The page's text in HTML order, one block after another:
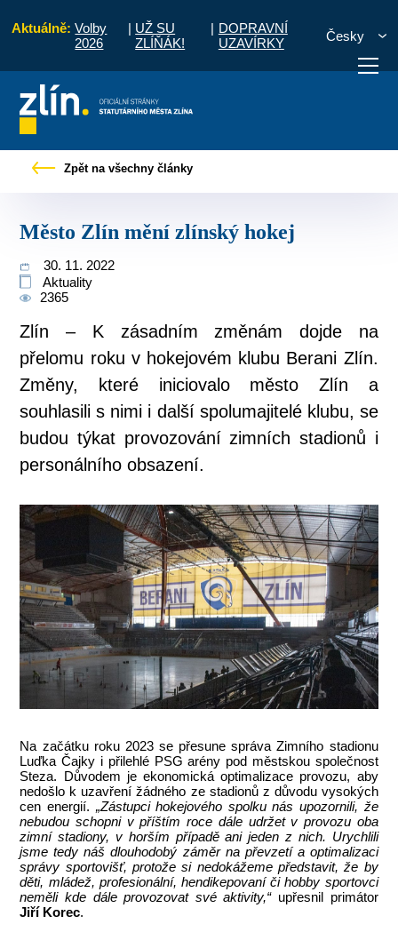
Aktuálně: Volby
2026
| UŽ SU
ZLÍŇÁK!
| DOPRAVNÍ
UZAVÍRKY
Česky
vyřídit Potřebuji zaplatit
Zpět na všechny články
Město Zlín mění zlínský hokej
30. 11. 2022
Aktuality
2365
Zlín – K zásadním změnám dojde na
přelomu roku v hokejovém klubu Berani Zlín.
Změny, které iniciovalo město Zlín a
souhlasili s nimi i další spolumajitelé klubu, se
budou týkat provozování zimních stadionů i
personálního obsazení.
Na začátku roku 2023 se přesune správa Zimního stadionu
Luďka Čajky i přilehlé PSG arény pod městskou společnost
Steza. Důvodem je ekonomická optimalizace provozu, aby
nedošlo k uzavření žádného ze stadionů z důvodu vysokých
cen energií. „Zástupci hokejového spolku nás upozornili, že
nebudou schopni v příštím roce dále udržet v provozu oba
zimní stadiony, v horším případě ani jeden z nich. Urychlili
jsme tedy náš dlouhodobý záměr na převzetí a optimalizaci
správy sportovišť, protože si nedokážeme představit, že by
děti, mládež, profesionální, hendikepovaní či hobby sportovci
neměli kde dále provozovat své aktivity,“upřesnil primátor
Jiří Korec.